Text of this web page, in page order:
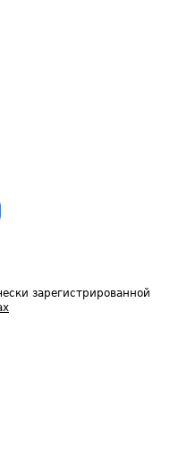
зарегистрированной